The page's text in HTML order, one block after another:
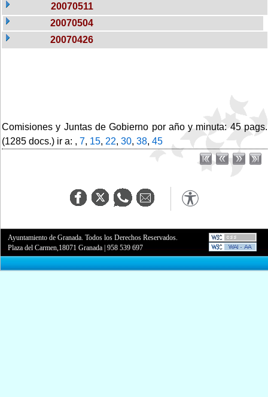
20070511
20070504
20070426
Comisiones y Juntas de Gobierno por año y minuta: 45 pags.
(1285 docs.) ir a: , 7, 15, 22, 30, 38, 45
Ayuntamiento de Granada. Todos los Derechos Reservados.
Plaza del Carmen,18071 Granada |958 539 697